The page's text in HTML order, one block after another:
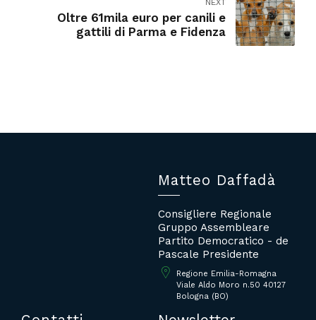
Oltre 61mila euro per canili e
gattili di Parma e Fidenza
Matteo Daffadà
Consigliere Regionale
Gruppo Assembleare
Partito Democratico - de
Pascale Presidente
Regione Emilia-Romagna
Viale Aldo Moro n.50 40127
Bologna (BO)